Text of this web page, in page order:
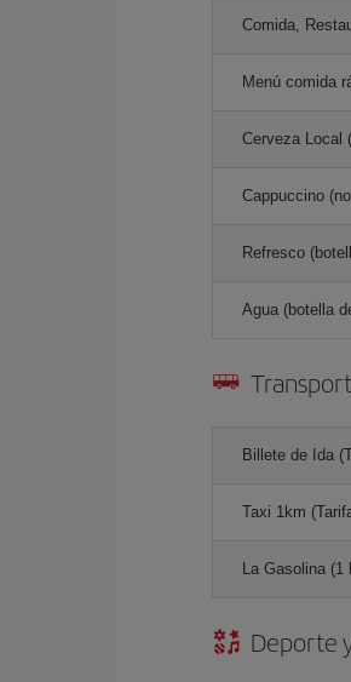
Comida,
Menú comida
Cerveza Local
Cappuccino
Refresco
Agua (botella
Billete de Ida
Taxi 1km
La Gasolina (1
Deporte